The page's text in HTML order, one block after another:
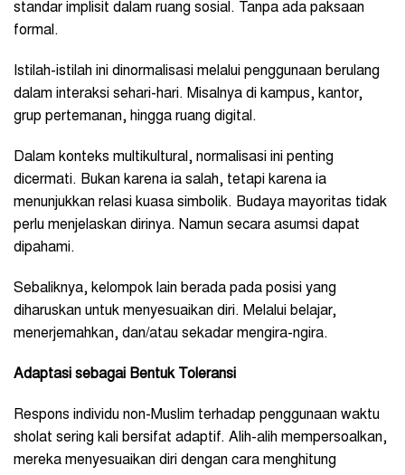
standar implisit dalam ruang sosial. Tanpa ada paksaan
formal.
Istilah-istilah ini dinormalisasi melalui penggunaan berulang
dalam interaksi sehari-hari. Misalnya di kampus, kantor,
grup pertemanan, hingga ruang digital.
Dalam konteks multikultural, normalisasi ini penting
dicermati. Bukan karena ia salah, tetapi karena ia
menunjukkan relasi kuasa simbolik. Budaya mayoritas tidak
perlu menjelaskan dirinya. Namun secara asumsi dapat
dipahami.
Sebaliknya, kelompok lain berada pada posisi yang
diharuskan untuk menyesuaikan diri. Melalui belajar,
menerjemahkan, dan/atau sekadar mengira-ngira.
Adaptasi sebagai Bentuk Toleransi
Respons individu non-Muslim terhadap penggunaan waktu
sholat sering kali bersifat adaptif. Alih-alih mempersoalkan,
mereka menyesuaikan diri dengan cara menghitung